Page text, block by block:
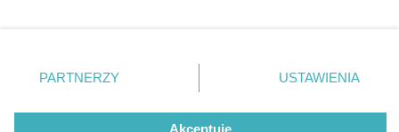
Gliwice
prywatności znajdujący się w lewym dolnym rogu strony
. Niektóre rodzaje przetwarzania danych nie wymagają
zgody użytkownika, ale masz prawo sprzeciwić się
takiemu przetwarzaniu. Preferencje będą miały
PARTNERZY USTAWIENIA
Akceptuję